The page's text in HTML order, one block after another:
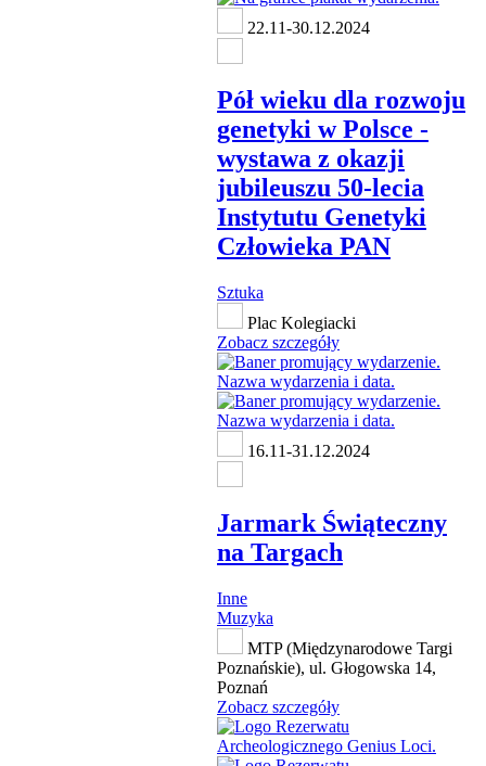
22.11-30.12.2024
Pół wieku dla rozwoju
genetyki w Polsce -
wystawa z okazji
jubileuszu 50-lecia
Instytutu Genetyki
Człowieka PAN
Sztuka
Plac Kolegiacki
Zobacz szczegóły
16.11-31.12.2024
Jarmark Świąteczny
na Targach
Inne
Muzyka
MTP (Międzynarodowe Targi
Poznańskie), ul. Głogowska 14,
Poznań
Zobacz szczegóły